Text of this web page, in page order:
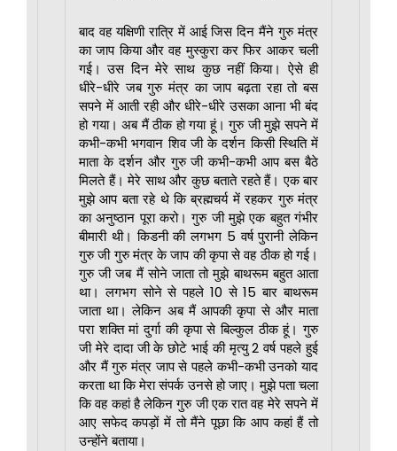
बाद वह यक्षिणी रात्रि में आई जिस दिन मैंने गुरु मंत्र
का जाप किया और वह मुस्कुरा कर फिर आकर चली
गई। उस दिन मेरे साथ कुछ नहीं किया। ऐसे ही
धीरे-धीरे जब गुरु मंत्र का जाप बढ़ता रहा तो बस
सपने में आती रही और धीरे-धीरे उसका आना भी बंद
हो गया। अब मैं ठीक हो गया हूं। गुरु जी मुझे सपने में
कभी-कभी भगवान शिव जी के दर्शन किसी स्थिति में
माता के दर्शन और गुरु जी कभी-कभी आप बस बैठे
मिलते हैं। मेरे साथ और कुछ बताते रहते हैं। एक बार
मुझे आप बता रहे थे कि ब्रह्मचर्य में रहकर गुरु मंत्र
का अनुष्ठान पूरा करो। गुरु जी मुझे एक बहुत गंभीर
बीमारी थी। किडनी की लगभग 5 वर्ष पुरानी लेकिन
गुरु जी गुरु मंत्र के जाप की कृपा से वह ठीक हो गई।
गुरु जी जब मैं सोने जाता तो मुझे बाथरूम बहुत आता
था। लगभग सोने से पहले 10 से 15 बार बाथरूम
जाता था। लेकिन अब मैं आपकी कृपा से और माता
परा शक्ति मां दुर्गा की कृपा से बिल्कुल ठीक हूं। गुरु
जी मेरे दादा जी के छोटे भाई की मृत्यु 2 वर्ष पहले हुई
और मैं गुरु मंत्र जाप से पहले कभी-कभी उनको याद
करता था कि मेरा संपर्क उनसे हो जाए। मुझे पता चला
कि वह कहां है लेकिन गुरु जी एक रात वह मेरे सपने में
आए सफेद कपड़ों में तो मैंने पूछा कि आप कहां हैं तो
उन्होंने बताया।